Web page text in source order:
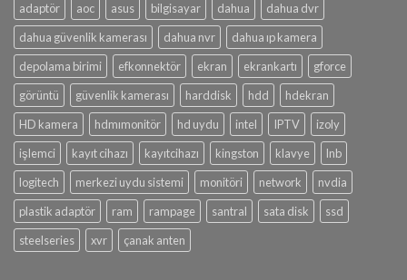
adaptör aoc asus bilgisayar dahua
dahua dvr
dahua güvenlik kamerası
dahua nvr
dahua ıp kamera
depolama birimi
efkonnektör ekran ekrankartı
gforce
görüntü
güvenlik kamerası harddisk hdd
hdekran
HD kamera
hdmımonitör hd uydu intel IPTV
izoly
işlemci
kayıt cihazı kayıtcihazı kingston klavye
lnb
logitech
merkezi uydu sistemi monitöri network
nvdia
plastik adaptör
ram rampage santral sata disk
ssd
steelseries
xvr çanak anten